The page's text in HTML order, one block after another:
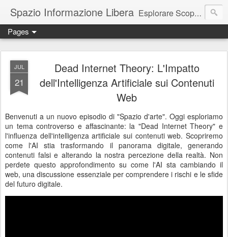
Spazio Informazione Libera Esplorare Scoprire Creare
Escursioni, viaggi, arte, tecnologia, attualità
Pages
JUL
21
Dead Internet Theory: L'Impatto
dell'Intelligenza Artificiale sui Contenuti
Web
Benvenuti a un nuovo episodio di "Spazio d'arte". Oggi esploriamo
un tema controverso e affascinante: la "Dead Internet Theory" e
l'influenza dell'intelligenza artificiale sui contenuti web. Scopriremo
come l'AI stia trasformando il panorama digitale, generando
contenuti falsi e alterando la nostra percezione della realtà. Non
perdete questo approfondimento su come l'AI sta cambiando il
web, una discussione essenziale per comprendere i rischi e le sfide
del futuro digitale.